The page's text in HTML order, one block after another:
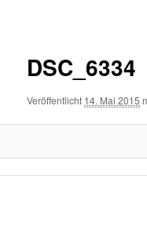
DSC_6334
Veröffentlicht 14. Mai 2015